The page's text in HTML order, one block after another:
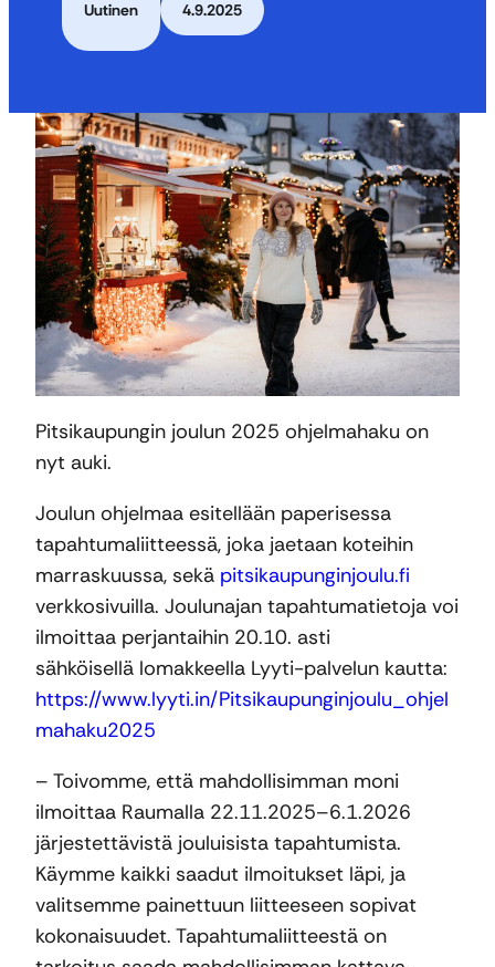
Uutinen 4.9.2025
Pitsikaupungin joulun 2025 ohjelmahaku on
nyt auki.
Joulun ohjelmaa esitellään paperisessa
tapahtumaliitteessä, joka jaetaan koteihin
marraskuussa, sekä pitsikaupunginjoulu.fi
verkkosivuilla. Joulunajan tapahtumatietoja voi
ilmoittaa perjantaihin 20.10. asti
sähköisellä lomakkeella Lyyti-palvelun kautta:
https://www.lyyti.in/Pitsikaupunginjoulu_ohjel
mahaku2025
– Toivomme, että mahdollisimman moni
ilmoittaa Raumalla 22.11.2025–6.1.2026
järjestettävistä jouluisista tapahtumista.
Käymme kaikki saadut ilmoitukset läpi, ja
valitsemme painettuun liitteeseen sopivat
kokonaisuudet. Tapahtumaliitteestä on